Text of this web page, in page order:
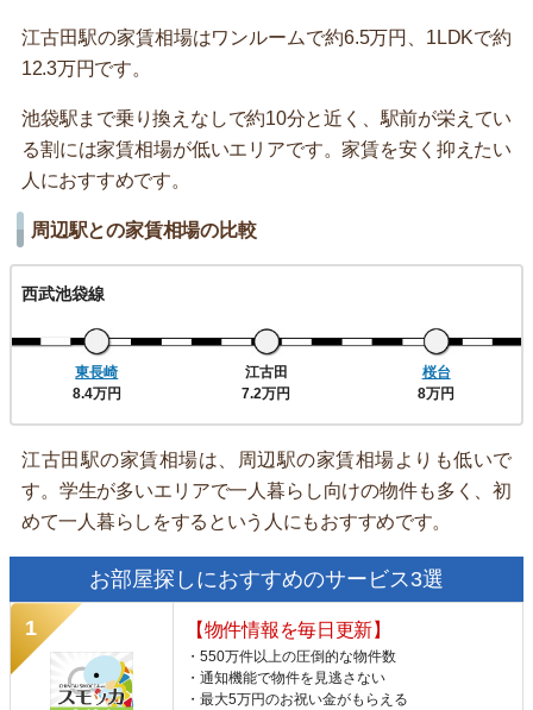
江古田駅の家賃相場はワンルームで約6.5万円、1LDKで約
12.3万円です。
池袋駅まで乗り換えなしで約10分と近く、駅前が栄えてい
る割には家賃相場が低いエリアです。家賃を安く抑えたい
人におすすめです。
周辺駅との家賃相場の比較
西武池袋線
東長崎
8.4万円
江古田
7.2万円
桜台
8万円
江古田駅の家賃相場は、周辺駅の家賃相場よりも低いで
す。学生が多いエリアで一人暮らし向けの物件も多く、初
めて一人暮らしをするという人にもおすすめです。
お部屋探しにおすすめのサービス3選
【物件情報を毎日更新】
・550万件以上の圧倒的な物件数
・通知機能で物件を見逃さない
・最大5万円のお祝い金がもらえる